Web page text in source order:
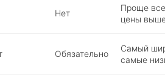
Нет
Проще
цены
Обязательно
Самый
самые